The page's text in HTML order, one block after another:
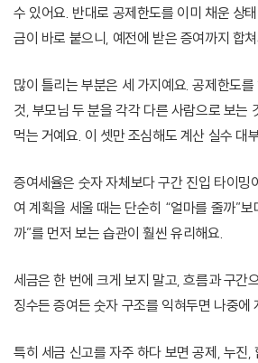
수 있어요. 반대로 공제한도를 이미 채운 상
금이 바로 붙으니, 예전에 받은 증여까지 합
많이 틀리는 부분은 세 가지예요. 공제한도
것, 부모님 두 분을 각각 다른 사람으로 보는
먹는 거예요. 이 셋만 조심해도 계산 실수 대
증여세율은 숫자 자체보다 구간 진입 타이밍
여 계획을 세울 때는 단순히 “얼마를 줄까”
까”를 먼저 보는 습관이 훨씬 유리해요.
세금은 한 번에 크게 보지 말고, 흐름과 구간
징수든 증여든 숫자 구조를 익혀두면 나중에
특히 세금 신고를 자주 하다 보면 공제, 누진,